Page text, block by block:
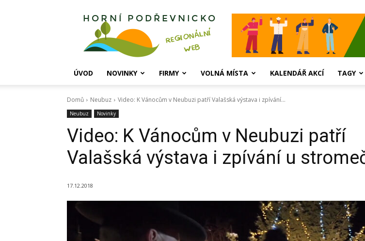
Horní
ÚVOD NOVINKY FIRMY VOLNÁ MÍSTA KALENDÁŘ AKCÍ TAGY
Domů Neubuz Video: K Vánocům v Neubuzi patří Valašská výstava i zpívání...
Neubuz Novinky
Video: K Vánocům v Neubuzi patří
Valašská výstava i zpívání u
17.12.2018